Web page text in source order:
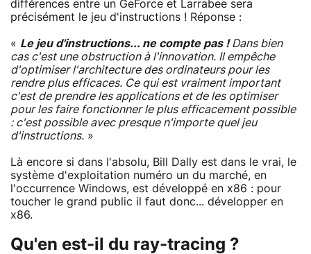
différences entre un GeForce et Larrabee sera
précisément le jeu d'instructions ! Réponse :
« Le jeu d'instructions... ne compte pas !Dans bien
cas c'est une obstruction à l'innovation. Il empêche
d'optimiser l'architecture des ordinateurs pour les
rendre plus efficaces. Ce qui est vraiment important
c'est de prendre les applications et de les optimiser
pour les faire fonctionner le plus efficacement possible
: c'est possible avec presque n'importe quel jeu
d'instructions. »
Là encore si dans l'absolu, Bill Dally est dans le vrai, le
système d'exploitation numéro un du marché, en
l'occurrence Windows, est développé en x86 : pour
toucher le grand public il faut donc... développer en
x86.
Qu'en est-il du ray-tracing ?